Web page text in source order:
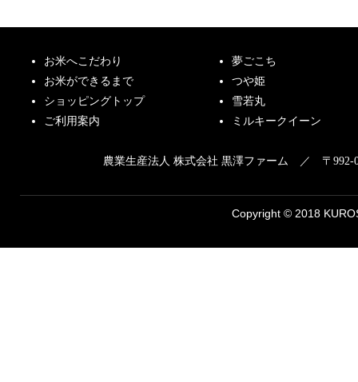
お米へこだわり
お米ができるまで
ショッピングトップ
ご利用案内
夢ごこち
つや姫
雪若丸
ミルキークイーン
農業生産法人 株式会社 黒澤ファーム ／ 〒
Copyright © 2018